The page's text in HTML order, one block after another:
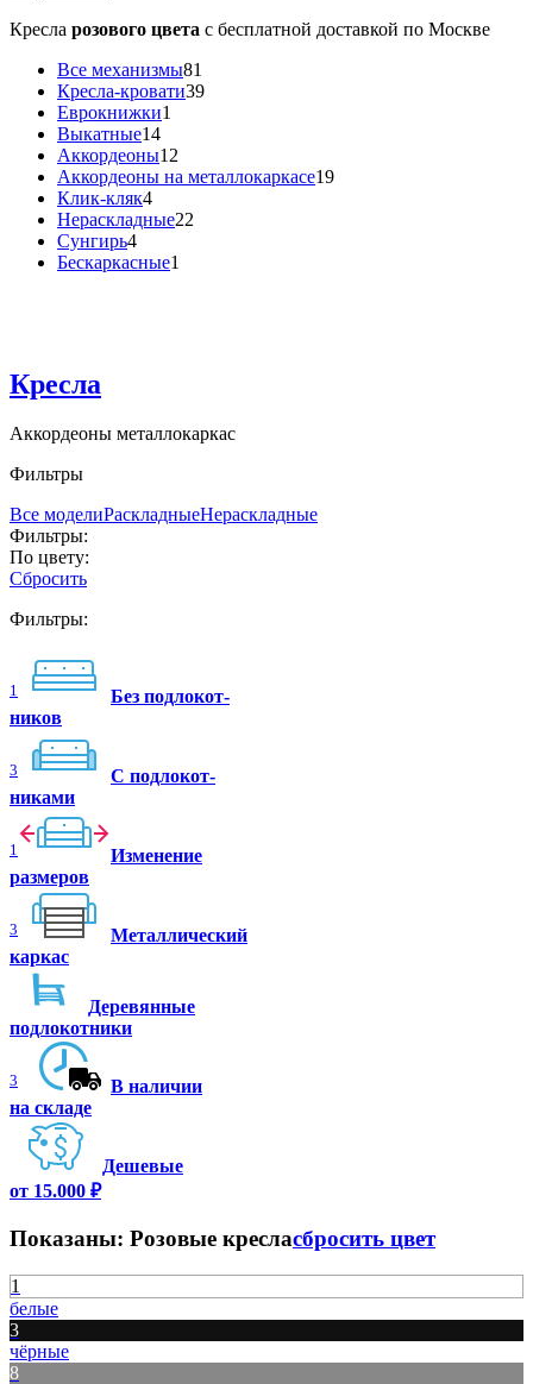
Кресла розового цвета с бесплатной доставкой по Москве
Все механизмы81
Кресла-кровати39
Еврокнижки1
Выкатные14
Аккордеоны12
Аккордеоны на металлокаркасе19
Клик-кляк4
Нераскладные22
Сунгирь4
Бескаркасные1
Кресла
Аккордеоны металлокаркас
Фильтры
Все моделиРаскладныеНераскладные
Фильтры:
По цвету:
Сбросить
Фильтры:
1
Без подлокот-
ников
3
C подлокот-
никами
1
Изменение
размеров
3
Металлический
каркас
Деревянные
подлокотники
3
В наличии
на складе
Дешевые
от 15.000 ₽
Показаны: Розовые кресласбросить цвет
1
белые
3
чёрные
8